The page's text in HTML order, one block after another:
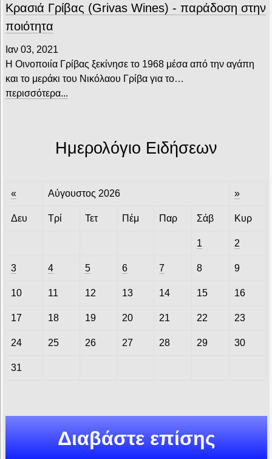
Κρασιά Γρίβας (Grivas Wines) - παράδοση στην
ποιότητα
Ιαν 03, 2021
Η Οινοποιία Γρίβας ξεκίνησε το 1968 μέσα από την αγάπη
και το μεράκι του Νικόλαου Γρίβα για το…
περισσότερα...
Ημερολόγιο Ειδήσεων
« Αύγουστος 2026 »
Δευ Τρί Τετ Πέμ Παρ Σάβ Κυρ
1 2
3 4 5 6 7 8 9
10 11 12 13 14 15 16
17 18 19 20 21 22 23
24 25 26 27 28 29 30
31
Διαβάστε επίσης